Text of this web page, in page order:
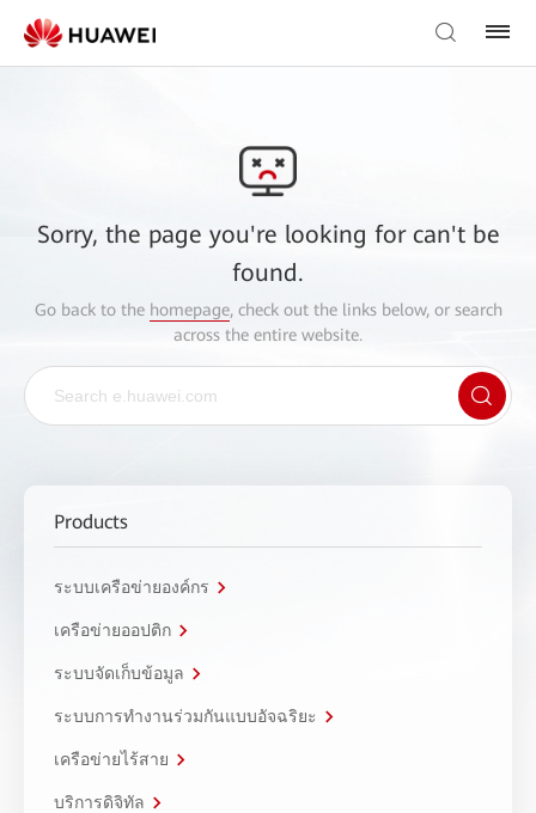
Sorry, the page you're looking for can't be
found.
Go back to the homepage, check out the links below, or search
across the entire website.
Products
ระบบเครือข่ายองค์กร
เครือข่ายออปติก
ระบบจัดเก็บข้อมูล
ระบบการทำงานร่วมกันแบบอัจฉริยะ
เครือข่ายไร้สาย
บริการดิจิทัล